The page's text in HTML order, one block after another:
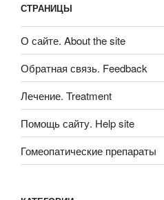
СТРАНИЦЫ
О сайте. About the site
Обратная связь. Feedback
Лечение. Treatment
Помощь сайту. Help site
Гомеопатические препараты